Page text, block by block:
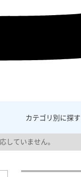
カテゴリ別に探す
していません。